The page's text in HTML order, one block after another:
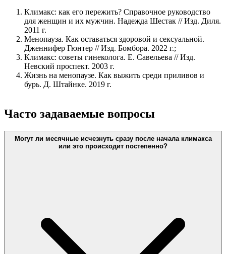
Климакс: как его пережить? Справочное руководство
для женщин и их мужчин. Надежда Шестак // Изд. Диля.
2011 г.
Менопауза. Как оставаться здоровой и сексуальной.
Дженнифер Гюнтер // Изд. Бомбора. 2022 г.;
Климакс: советы гинеколога. Е. Савельева // Изд.
Невский проспект. 2003 г.
Жизнь на менопаузе. Как выжить среди приливов и
бурь. Д. Штайнке. 2019 г.
Часто задаваемые вопросы
Могут ли месячные исчезнуть сразу после начала климакса
или это происходит постепенно?